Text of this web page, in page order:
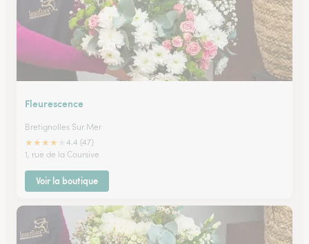
Fleurescence
Bretignolles Sur Mer
★★★★
4.4 (47)
1, rue de la Coursive
Voir la boutique